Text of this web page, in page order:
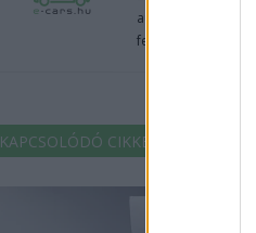
autók világából,
fenntarthatóság
KAPCSOLÓDÓ CIKKEK TÖBB A